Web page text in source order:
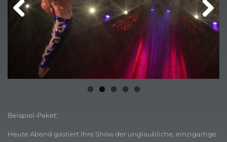
Next
Beispiel-Paket:
Heute Abend gastiert Ihre Show der unglaubliche, einzigartige